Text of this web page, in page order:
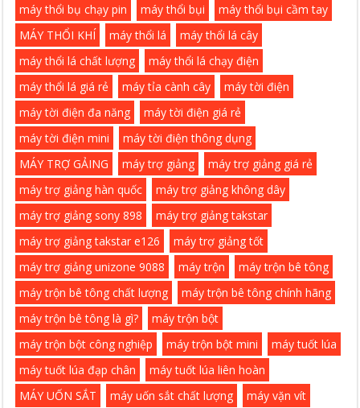
máy thổi bụ chạy pin
máy thổi bụi
máy thổi bụi cầm tay
MÁY THỔI KHÍ
máy thổi lá
máy thổi lá cây
máy thổi lá chất lượng
máy thổi lá chạy điện
máy thổi lá giá rẻ
máy tỉa cành cây
máy tời điện
máy tời điện đa năng
máy tời điện giá rẻ
máy tời điện mini
máy tời điện thông dụng
MÁY TRỢ GẢING
máy trợ giảng
máy trợ giảng giá rẻ
máy trợ giảng hàn quốc
máy trợ giảng không dây
máy trợ giảng sony 898
máy trợ giảng takstar
máy trợ giảng takstar e126
máy trợ giảng tốt
máy trợ giảng unizone 9088
máy trộn
máy trộn bê tông
máy trộn bê tông chất lượng
máy trộn bê tông chính hãng
máy trộn bê tông là gì?
máy trộn bột
máy trộn bột công nghiệp
máy trộn bột mini
máy tuốt lúa
máy tuốt lúa đạp chân
máy tuốt lúa liên hoàn
MÁY UỐN SẮT
máy uốn sắt chất lượng máy vặn vít